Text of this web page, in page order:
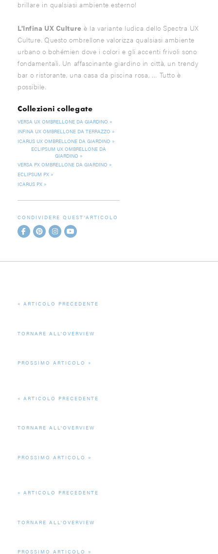
brillare in qualsiasi ambiente esterno!
L'Infina UX Culture è la variante ludica dello Spectra UX
Culture. Questo ombrellone valorizza qualsiasi ambiente
urbano o bohémien dove i colori e gli accenti frivoli sono
fondamentali. Un affascinante giardino in città, un trendy
bar o ristorante, una casa da piscina rosa, … Tutto è
possibile.
Collezioni collegate
VERSA UX OMBRELLONE DA GIARDINO
INFINA UX OMBRELLONE DA TERRAZZO
ICARUS UX OMBRELLONE DA GIARDINO
ECLIPSUM UX OMBRELLONE DA
GIARDINO
VERSA PX OMBRELLONE DA GIARDINO
ECLIPSUM PX
ICARUS PX
CONDIVIDERE QUEST'ARTICOLO
ARTICOLO PRECEDENTE
TORNARE ALL'OVERVIEW
PROSSIMO ARTICOLO
ARTICOLO PRECEDENTE
TORNARE ALL'OVERVIEW
PROSSIMO ARTICOLO
ARTICOLO PRECEDENTE
TORNARE ALL'OVERVIEW
PROSSIMO ARTICOLO